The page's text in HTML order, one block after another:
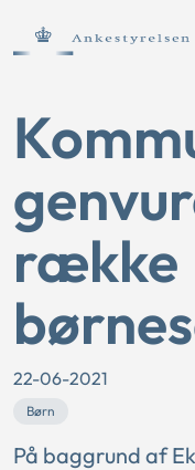
række
22-06-2021
Børn
På baggrund af